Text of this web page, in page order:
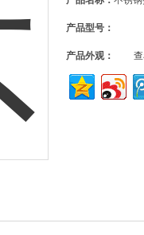
产品型号：
产品外观：